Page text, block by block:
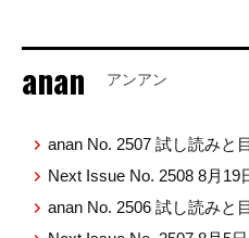
anan アンアン
anan No. 2507 試し読みと
Next Issue No. 2508 8月19
anan No. 2506 試し読みと